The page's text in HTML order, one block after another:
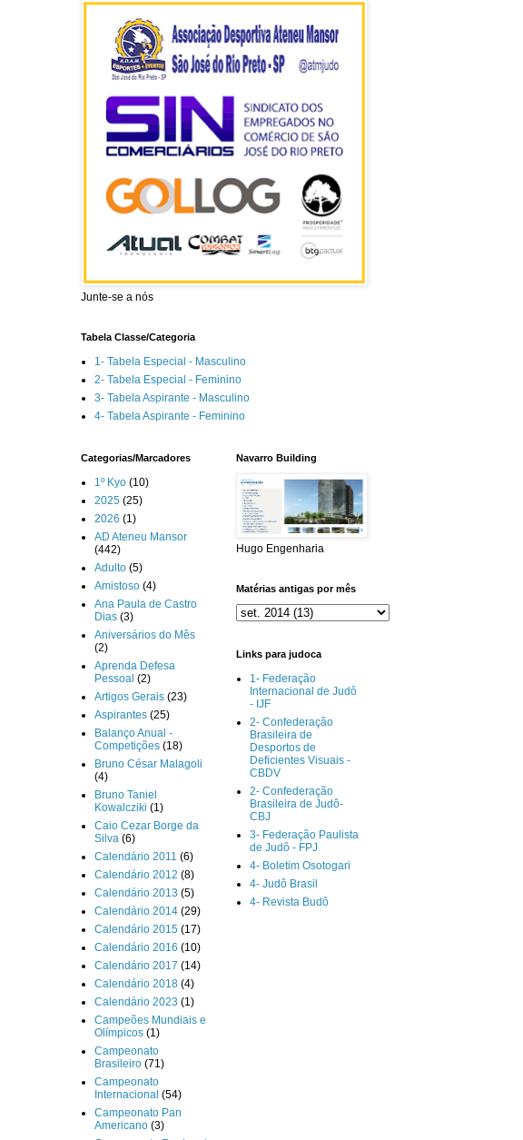
Junte-se a nós
Tabela Classe/Categoria
1- Tabela Especial - Masculino
2- Tabela Especial - Feminino
3- Tabela Aspirante - Masculino
4- Tabela Aspirante - Feminino
Categorias/Marcadores
1º Kyo (10)
2025 (25)
2026 (1)
AD Ateneu Mansor
(442)
Adulto (5)
Amistoso (4)
Ana Paula de Castro
Dias (3)
Aniversários do Mês
(2)
Aprenda Defesa
Pessoal (2)
Artigos Gerais (23)
Aspirantes (25)
Balanço Anual -
Competições (18)
Bruno César Malagoli
(4)
Bruno Taniel
Kowalcziki (1)
Caio Cezar Borge da
Silva (6)
Calendário 2011 (6)
Calendário 2012 (8)
Calendário 2013 (5)
Calendário 2014 (29)
Calendário 2015 (17)
Calendário 2016 (10)
Calendário 2017 (14)
Calendário 2018 (4)
Calendário 2023 (1)
Campeões Mundiais e
Olímpicos (1)
Campeonato
Brasileiro (71)
Campeonato
Internacional (54)
Campeonato Pan
Americano (3)
Navarro Building
Hugo Engenharia
Matérias antigas por mês
Links para judoca
1- Federação
Internacional de Judô
- IJF
2- Confederação
Brasileira de
Desportos de
Deficientes Visuais -
CBDV
2- Confederação
Brasileira de Judô-
CBJ
3- Federação Paulista
de Judô - FPJ
4- Boletim Osotogari
4- Judô Brasil
4- Revista Budô